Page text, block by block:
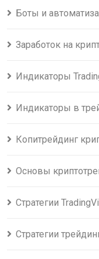
Боты и
Заработок на
Индикаторы
Индикаторы в
Копитрейдинг
Основы
Стратегии
Стратегии